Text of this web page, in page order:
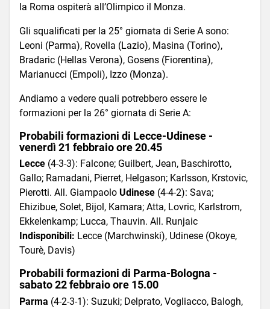
la Roma ospiterà all’Olimpico il Monza.
Gli squalificati per la 25° giornata di Serie A sono:
Leoni (Parma), Rovella (Lazio), Masina (Torino),
Bradaric (Hellas Verona), Gosens (Fiorentina),
Marianucci (Empoli), Izzo (Monza).
Andiamo a vedere quali potrebbero essere le
formazioni per la 26° giornata di Serie A:
Probabili formazioni di Lecce-Udinese -
venerdì 21 febbraio ore 20.45
Lecce (4-3-3): Falcone; Guilbert, Jean, Baschirotto,
Gallo; Ramadani, Pierret, Helgason; Karlsson, Krstovic,
Pierotti. All. Giampaolo Udinese (4-4-2): Sava;
Ehizibue, Solet, Bijol, Kamara; Atta, Lovric, Karlstrom,
Ekkelenkamp; Lucca, Thauvin. All. Runjaic
Indisponibili: Lecce (Marchwinski), Udinese (Okoye,
Tourè, Davis)
Probabili formazioni di Parma-Bologna -
sabato 22 febbraio ore 15.00
Parma (4-2-3-1): Suzuki; Delprato, Vogliacco, Balogh,